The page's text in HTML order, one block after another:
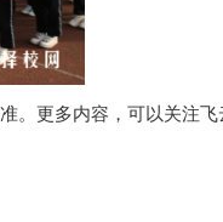
。更多内容，可以关注飞